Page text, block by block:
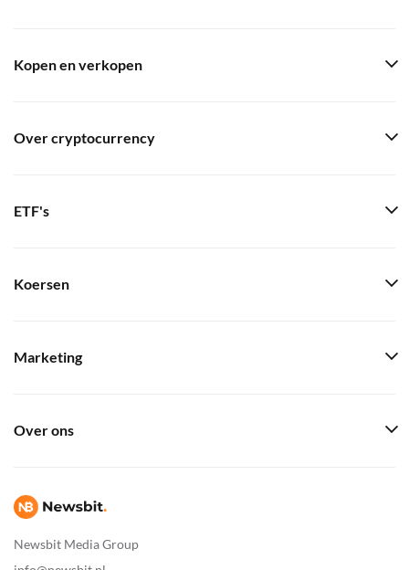
Newsbit Media Group
Kopen en verkopen
Over cryptocurrency
ETF's
Koersen
Marketing
Over ons